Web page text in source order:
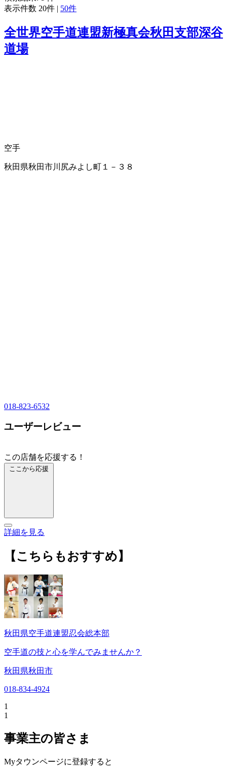
表示件数 20件 | 50件
全世界空手道連盟新極真会秋田支部深谷
道場
空手
秋田県秋田市川尻みよし町１－３８
018-823-6532
ユーザーレビュー
この店舗を応援する！
ここから応援
詳細を見る
【こちらもおすすめ】
秋田県空手道連盟忍会総本部
空手道の技と心を学んでみませんか？
秋田県秋田市
018-834-4924
1
1
事業主の皆さま
Myタウンページに登録すると